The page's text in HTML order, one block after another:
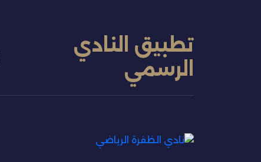
تطبيق النادي
الرسمي